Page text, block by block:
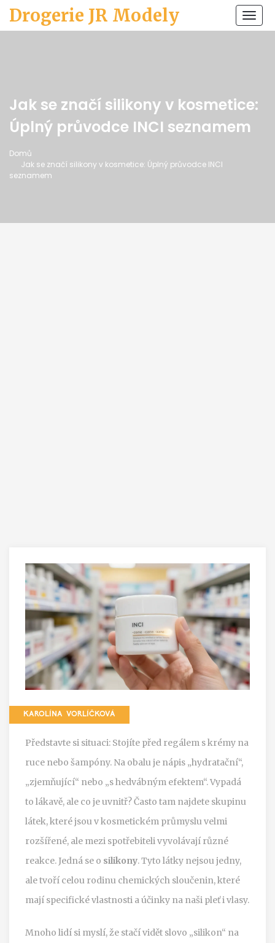
Drogerie JR Modely
Jak se značí silikony v kosmetice:
Úplný průvodce INCI seznamem
Domů
Jak se značí silikony v kosmetice: Úplný průvodce INCI
seznamem
KAROLÍNA VORLÍČKOVÁ
Představte si situaci: Stojíte před regálem s krémy na
ruce nebo šampóny. Na obalu je nápis „hydratační“,
„zjemňující“ nebo „s hedvábným efektem“. Vypadá
to lákavě, ale co je uvnitř? Často tam najdete skupinu
látek, které jsou v kosmetickém průmyslu velmi
rozšířené, ale mezi spotřebiteli vyvolávají různé
reakce. Jedná se o silikony. Tyto látky nejsou jedny,
ale tvoří celou rodinu chemických sloučenin, které
mají specifické vlastnosti a účinky na naši pleť i vlasy.
Mnoho lidí si myslí, že stačí vidět slovo „silikon“ na